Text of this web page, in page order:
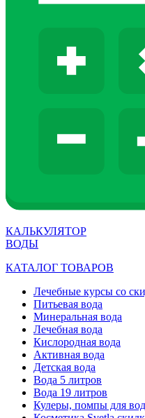
КАЛЬКУЛЯТОР
ВОДЫ
КАТАЛОГ ТОВАРОВ
Лечебные курсы со
Питьевая вода
Минеральная вода
Лечебная вода
Кислородная вода
Активная вода
Детская вода
Вода 5 литров
Вода 19 литров
Кулеры, помпы для